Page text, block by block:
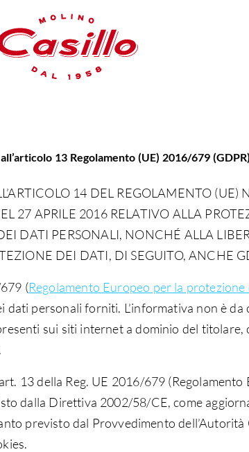
13 Regolamento (UE) 2016/679 (GDPR)
14 DEL REGOLAMENTO (UE)
27 APRILE 2016 RELATIVO ALLA
DATI PERSONALI, NONCHÉ ALLA
DEI DATI, DI SEGUITO, ANCHE
(Regolamento Europeo per la
personali forniti. L’informativa non è
sui siti internet a dominio del titolare,
13 della Reg. UE 2016/679
dalla Direttiva 2002/58/CE, come
previsto dal Provvedimento